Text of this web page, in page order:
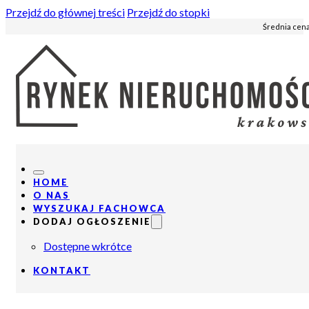
Przejdź do głównej treści Przejdź do stopki
Średnia
HOME
O NAS
WYSZUKAJ FACHOWCA
DODAJ OGŁOSZENIE
Dostępne wkrótce
KONTAKT